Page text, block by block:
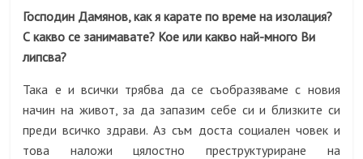
Господин Дамянов, как я карате по време на изолация?
С какво се занимавате? Кое или какво най-много Ви
липсва?
Така е и всички трябва да се съобразяваме с новия
начин на живот, за да запазим себе си и близките си
преди всичко здрави. Аз съм доста социален човек и
това наложи цялостно преструктуриране на